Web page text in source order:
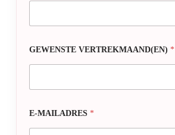
GEWENSTE VERTREKMAAND(EN)*
E-MAILADRES*